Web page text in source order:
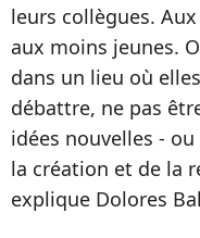
leurs collègues.
aux moins jeunes.
dans un lieu où
débattre, ne pas
idées nouvelles -
la création et de la
explique Dolores